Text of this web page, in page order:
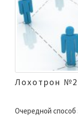
Лохотрон №2
Очередной способ